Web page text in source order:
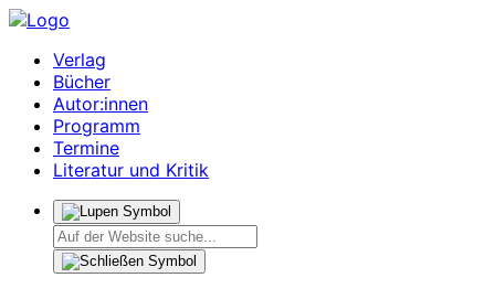
Verlag
Bücher
Autor:innen
Programm
Termine
Literatur und Kritik